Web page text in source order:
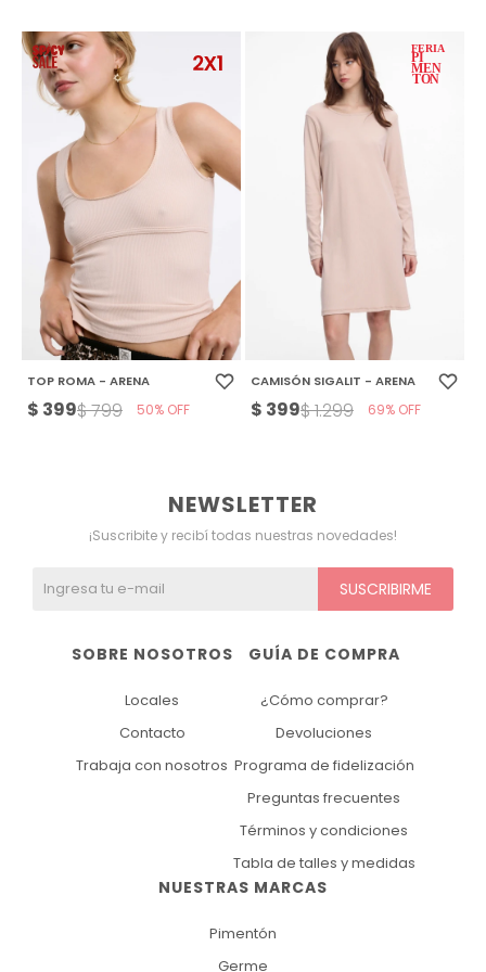
TOP ROMA - ARENA
$ 399$799 50
CAMISÓN SIGALIT - ARENA
$ 399$1.299 69
NUESTRAS MARCAS
Pimentón
Germe
GUÍA DE COMPRA
¿Cómo comprar?
Devoluciones
Programa de fidelización
Preguntas frecuentes
Términos y condiciones
Tabla de talles y medidas
SOBRE NOSOTROS
Locales
Contacto
Trabaja con nosotros
NEWSLETTER
¡Suscribite y recibí todas nuestras novedades!
SUSCRIBIRME